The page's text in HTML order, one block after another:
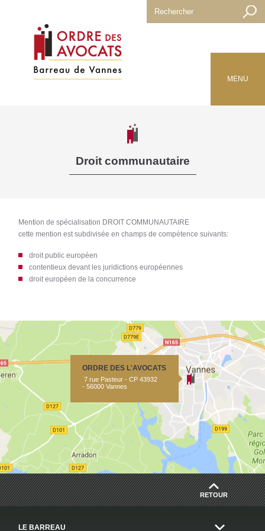
MENU
Droit communautaire
Mention de spécialisation DROIT COMMUNAUTAIRE
cette mention est subdivisée en champs de compétence suivants:
droit public européen
contentieux devant les juridictions européennes
droit européen de la concurrence
ORDRE DES L'AVOCATS
7 rue Pasteur - CP 43932
- 56000 Vannes
RETOUR
LE BARREAU